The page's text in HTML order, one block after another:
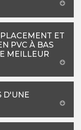
ET
PVC À BAS
MEILLEUR
D'UNE